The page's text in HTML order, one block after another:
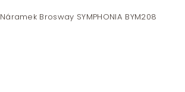
Náramek Brosway SYMPHONIA BYM208